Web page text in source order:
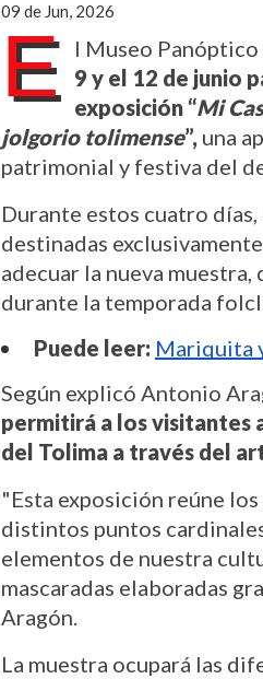
09 de Jun, 2026
E
9 y el 12 de junio
exposición “Mi
jolgorio tolimense”, una
patrimonial y festiva del
Durante estos cuatro
destinadas
adecuar la nueva
durante la temporada
Puede leer: Mariquita
Según explicó Antonio
permitirá a los visitantes
del Tolima a través del
"Esta exposición reúne
distintos puntos
elementos de nuestra
mascaradas elaboradas
Aragón.